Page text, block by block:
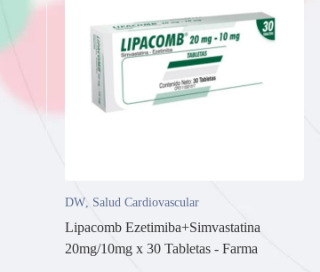
DW, Salud Cardiovascular
Lipacomb Ezetimiba+Simvastatina
20mg/10mg x 30 Tabletas - Farma